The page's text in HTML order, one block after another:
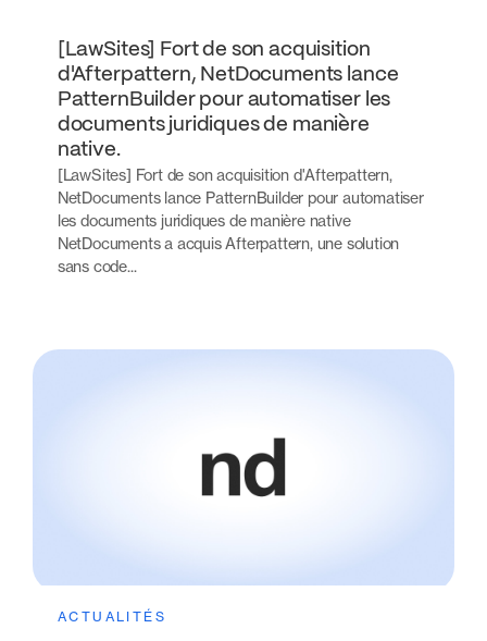
[LawSites] Fort de son acquisition
d'Afterpattern, NetDocuments lance
PatternBuilder pour automatiser les
documents juridiques de manière
native.
[LawSites] Fort de son acquisition d'Afterpattern,
NetDocuments lance PatternBuilder pour automatiser
les documents juridiques de manière native
NetDocuments a acquis Afterpattern, une solution
sans code...
ACTUALITÉS